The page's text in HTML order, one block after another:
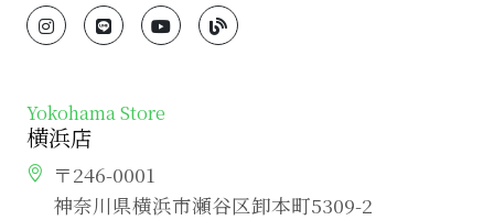
Yokohama Store
横浜店
〒246-0001
神奈川県横浜市瀬谷区卸本町5309-2